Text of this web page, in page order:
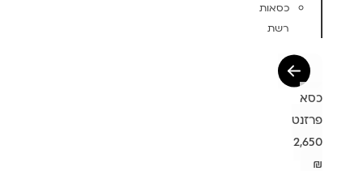
כסאות
רשת
כסא
פרזנט
2,650
₪